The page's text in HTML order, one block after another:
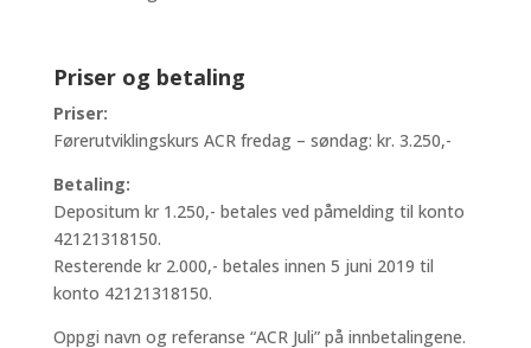
Priser og betaling
Priser:
Førerutviklingskurs ACR fredag – søndag: kr. 3.250,-
Betaling:
Depositum kr 1.250,- betales ved påmelding til konto
42121318150.
Resterende kr 2.000,- betales innen 5 juni 2019 til
konto 42121318150.
Oppgi navn og referanse “ACR Juli” på innbetalingene.